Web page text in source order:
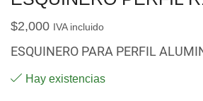
$2,000 IVA incluido
ESQUINERO PARA PERFIL
Hay existencias